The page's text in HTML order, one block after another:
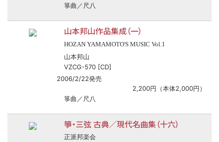
箏曲／尺八
山本邦山作品集成（一）
HOZAN YAMAMOTO'S MUSIC Vol.1
山本邦山
VZCG-570 [CD]
2006/2/22発売
2,200円（本体2,000円）
箏曲／尺八
箏・三弦 古典／現代名曲集（十六）
正派邦楽会